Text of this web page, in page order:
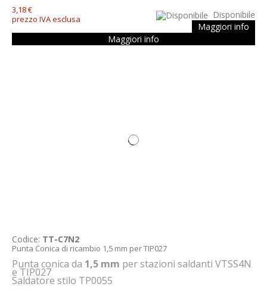
3,18 €
prezzo IVA esclusa
Disponibile
Maggiori info
Maggiori info
Codice: TT-C7N2
Punta Conica di ricambio 1,5 mm per TIP027
Punta conica da 1,5 mm per stazioni saldanti VTSS4N
e TIP027
Saldatore stilo TP0055